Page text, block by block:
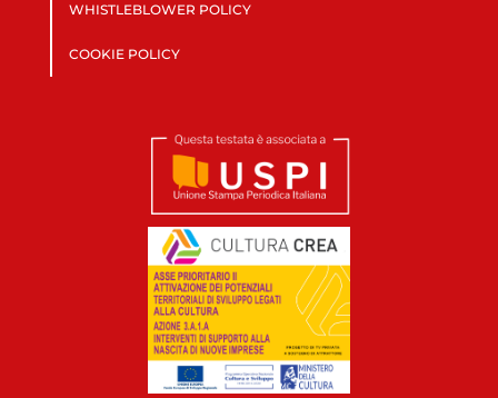
WHISTLEBLOWER POLICY
COOKIE POLICY